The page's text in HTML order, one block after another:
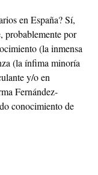
en España? Sí,
probablemente por
(la inmensa
(la ínfima minoría
y/o en
Fernández-
conocimiento de